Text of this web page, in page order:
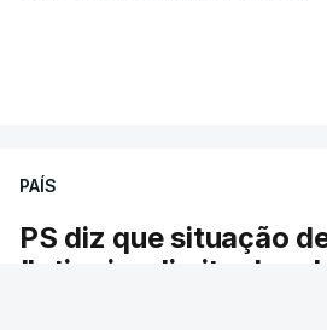
de 550 óbitos em excesso, um
30% em relação ao esperado.
PAÍS
PS diz que situação
"atingiu o limite do